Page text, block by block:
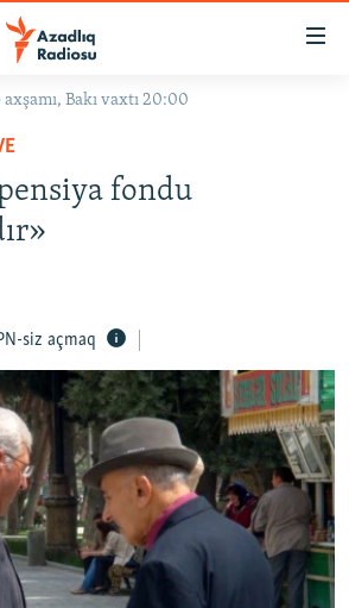
KITABXANASI
STANDARTLARIMIZ
Bakı vaxtı 20:00
fondu
siz açmaq